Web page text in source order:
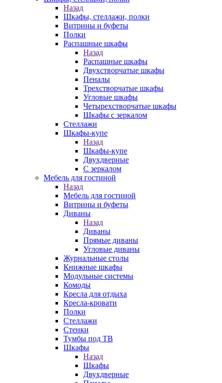
Назад
Шкафы, стеллажи, полки
Витрины и буфеты
Полки
Распашные шкафы
Назад
Распашные шкафы
Двухстворчатые шкафы
Пеналы
Трехстворчатые шкафы
Угловые шкафы
Четырехстворчатые шкафы
Шкафы с зеркалом
Стеллажи
Шкафы-купе
Назад
Шкафы-купе
Двухдверные
С зеркалом
Мебель для гостиной
Назад
Мебель для гостиной
Витрины и буфеты
Диваны
Назад
Диваны
Прямые диваны
Угловые диваны
Журнальные столы
Книжные шкафы
Модульные системы
Комоды
Кресла для отдыха
Кресла-кровати
Полки
Стеллажи
Стенки
Тумбы под ТВ
Шкафы
Назад
Шкафы
Двухдверные